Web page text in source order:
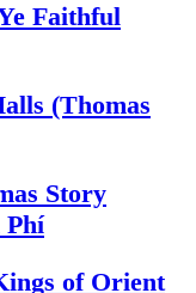
Faithful
(Thomas
Story
Phí
of Orient